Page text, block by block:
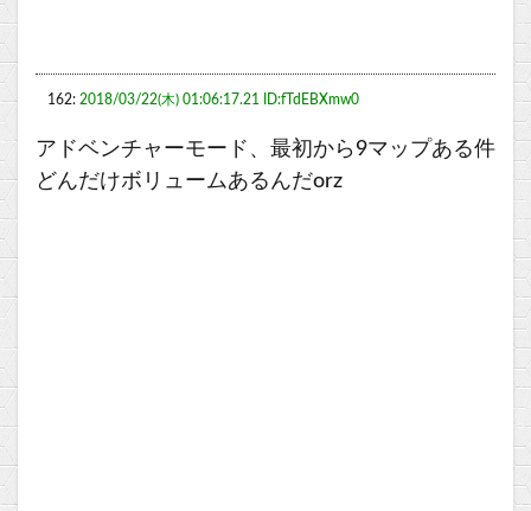
162: 2018/03/22(木) 01:06:17.21 ID:fTdEBXmw0
アドベンチャーモード、最初から9マップある件
どんだけボリュームあるんだorz